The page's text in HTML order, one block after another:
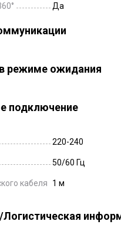
Да
режиме ожидания
подключение
220-240
50/60 Гц
кабеля
1 м